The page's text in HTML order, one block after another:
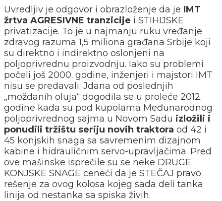
Uvredljiv je odgovor i obrazloženje da je IMT
žrtva AGRESIVNE tranzicije i STIHIJSKE
privatizacije. To je u najmanju ruku vređanje
zdravog razuma 1,5 miliona građana Srbije koji
su direktno i indirektno oslonjeni na
poljoprivrednu proizvodnju. Iako su problemi
počeli još 2000. godine, inženjeri i majstori IMT
nisu se predavali. Jdana od poslednjih
„moždanih oluja“ dogodila se u proleće 2012.
godine kada su pod kupolama Međunarodnog
poljoprivrednog sajma u Novom Sadu izložili i
ponudili tržištu seriju novih traktora od 42 i
45 konjskih snaga sa savremenim dizajnom
kabine i hidrauličnim servo-upravljačima. Pred
ove mašinske isprečile su se neke DRUGE
KONJSKE SNAGE ceneći da je STEČAJ pravo
rešenje za ovog kolosa kojeg sada deli tanka
linija od nestanka sa spiska živih.